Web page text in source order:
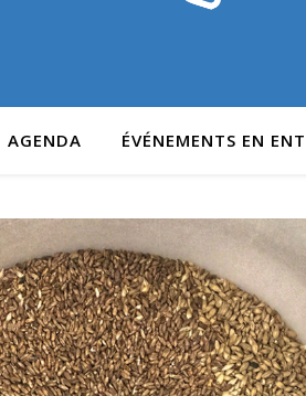
AGENDA ÉVÉNEMENTS EN